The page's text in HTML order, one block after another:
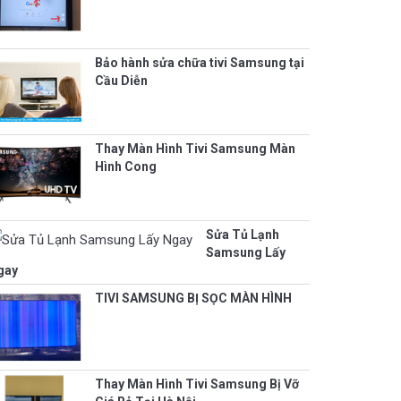
Bảo hành sửa chữa tivi Samsung tại
Cầu Diễn
Thay Màn Hình Tivi Samsung Màn
Hình Cong
Sửa Tủ Lạnh
Samsung Lấy
TIVI SAMSUNG BỊ SỌC MÀN HÌNH
Thay Màn Hình Tivi Samsung Bị Vỡ